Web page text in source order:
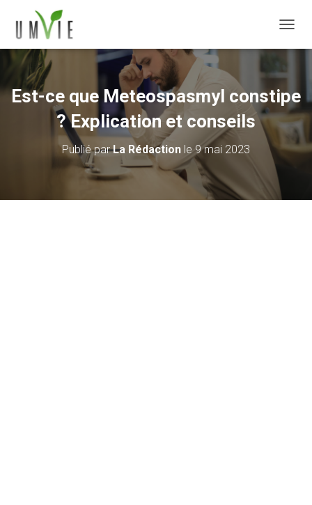
Est-ce que Meteospasmyl constipe
? Explication et conseils
Publié parLa Rédaction le 9 mai 2023